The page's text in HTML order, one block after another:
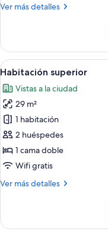
Ver más detalles
Más
estándar
Abrir
todas
las
fotos
de
Habitación
superior
4
Habitación superior
Vistas a la ciudad
29 m²
1 habitación
2 huéspedes
1 cama doble
Wifi gratis
Ver más detalles
Más
superior